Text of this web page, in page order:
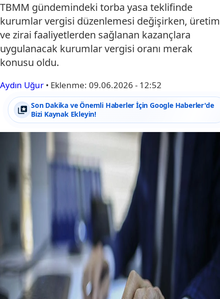
TBMM gündemindeki torba yasa teklifinde
kurumlar vergisi düzenlemesi değişirken, üretim
ve zirai faaliyetlerden sağlanan kazançlara
uygulanacak kurumlar vergisi oranı merak
konusu oldu.
Aydın Uğur • Eklenme: 09.06.2026 - 12:52
Son Dakika ve Önemli Haberler İçin Google Haberler'de
Bizi Kaynak Ekleyin!